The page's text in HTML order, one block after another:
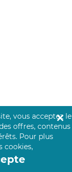
vous acceptez le
offres, contenus
Pour plus
cookies,
✕